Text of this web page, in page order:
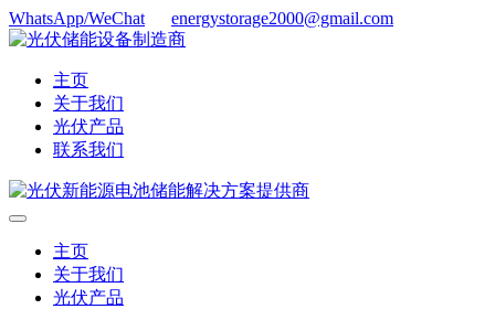
WhatsApp/WeChat energystorage2000@gmail.com
主页
关于我们
光伏产品
联系我们
主页
关于我们
光伏产品